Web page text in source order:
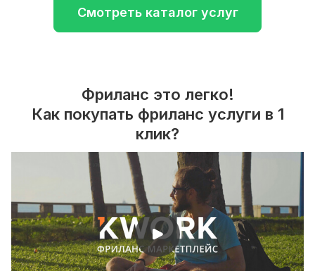
Смотреть каталог услуг
Фриланс это легко!
Как покупать фриланс услуги в 1
клик?